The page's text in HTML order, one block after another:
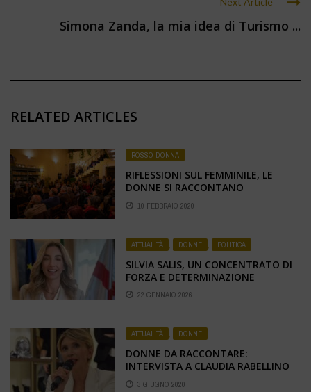
Simona Zanda, la mia idea di Turismo ...
RELATED ARTICLES
ROSSO DONNA
RIFLESSIONI SUL FEMMINILE, LE
DONNE SI RACCONTANO
10 FEBBRAIO 2020
ATTUALITÀ DONNE POLITICA
SILVIA SALIS, UN CONCENTRATO DI
FORZA E DETERMINAZIONE
22 GENNAIO 2026
ATTUALITÀ , DONNE
DONNE DA RACCONTARE:
INTERVISTA A CLAUDIA RABELLINO
BECCE
3 GIUGNO 2020